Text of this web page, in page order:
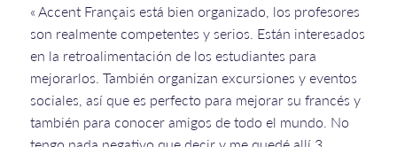
« Accent Français está bien organizado, los profesores
son realmente competentes y serios. Están interesados
en la retroalimentación de los estudiantes para
mejorarlos. También organizan excursiones y eventos
sociales, así que es perfecto para mejorar su francés y
también para conocer amigos de todo el mundo. No